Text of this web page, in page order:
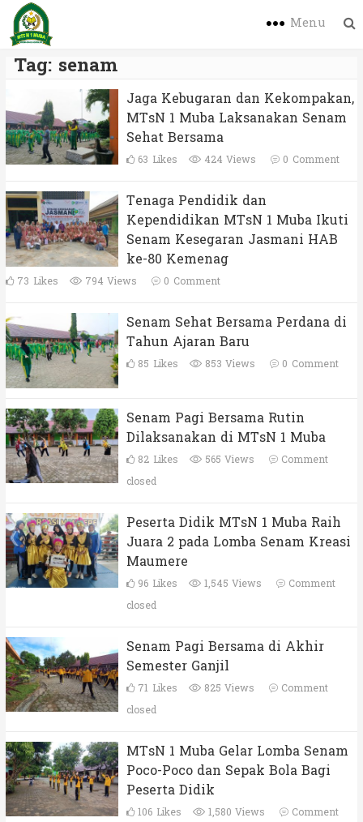
Menu
Tag: senam
Jaga Kebugaran dan Kekompakan,
MTsN 1 Muba Laksanakan Senam
Sehat Bersama
63 Likes 424 Views 0 Comment
Tenaga Pendidik dan
Kependidikan MTsN 1 Muba Ikuti
Senam Kesegaran Jasmani HAB
ke-80 Kemenag
73 Likes 794 Views 0 Comment
Senam Sehat Bersama Perdana di
Tahun Ajaran Baru
85 Likes 853 Views 0 Comment
Senam Pagi Bersama Rutin
Dilaksanakan di MTsN 1 Muba
82 Likes 565 Views
Comment
closed
Peserta Didik MTsN 1 Muba Raih
Juara 2 pada Lomba Senam Kreasi
Maumere
96 Likes 1,545 Views
Comment
closed
Senam Pagi Bersama di Akhir
Semester Ganjil
71 Likes 825 Views
Comment
closed
MTsN 1 Muba Gelar Lomba Senam
Poco-Poco dan Sepak Bola Bagi
Peserta Didik
106 Likes 1,580 Views
Comment